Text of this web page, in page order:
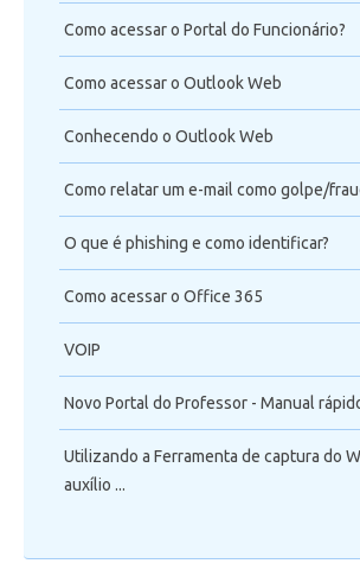
Como acessar o Portal do Funcionário?
Como acessar o Outlook Web
Conhecendo o Outlook Web
Como relatar um e-mail como golpe/
O que é phishing e como identificar?
Como acessar o Office 365
VOIP
Novo Portal do Professor - Manual
Utilizando a Ferramenta de captura do
auxílio ...